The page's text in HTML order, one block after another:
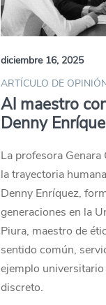
diciembre 16, 2025
ARTÍCULO DE
Al maestro
Denny
La profesora Genara
la trayectoria
Denny Enríquez,
generaciones en la
Piura, maestro de
sentido común,
ejemplo
discreto.